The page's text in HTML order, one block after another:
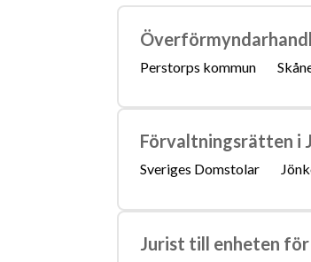
Perstorps kommun
Förvaltningsrätten i
Sveriges Domstolar
Jurist till enheten